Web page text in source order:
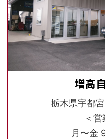
増高
栃木県宇都
＜営
月〜金